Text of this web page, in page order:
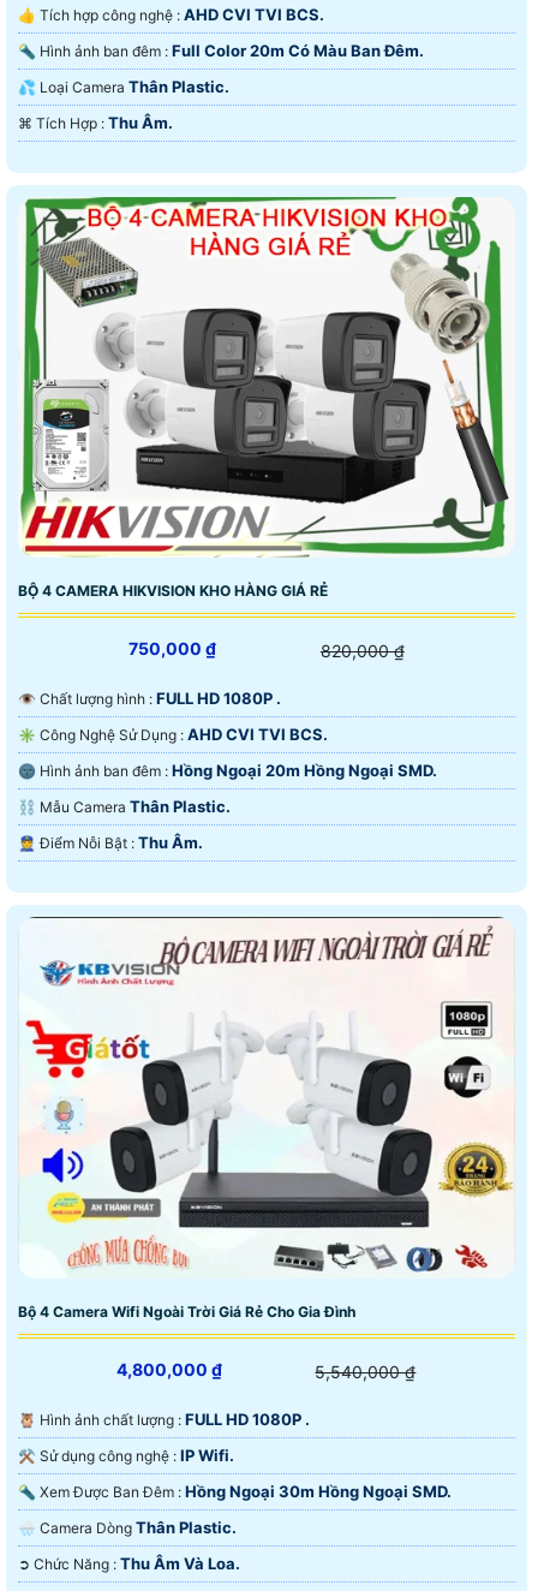
👍 Tích hợp công nghệ : AHD CVI TVI BCS.
🔦 Hình ảnh ban đêm : Full Color 20m Có Màu Ban Ðêm.
💦 Loại Camera Thân Plastic.
️⌘ Tích Hợp : Thu Âm.
BỘ 4 CAMERA HIKVISION KHO HÀNG GIÁ RẺ
750,000 ₫ 820,000 ₫
👁 Chất lượng hình : FULL HD 1080P .
✳️ Công Nghệ Sử Dụng : AHD CVI TVI BCS.
🌚 Hình ảnh ban đêm : Hồng Ngoại 20m Hồng Ngoại SMD.
⛓ Mẫu Camera Thân Plastic.
️👮 Điểm Nỗi Bật : Thu Âm.
Bộ 4 Camera Wifi Ngoài Trời Giá Rẻ Cho Gia Đình
4,800,000 ₫ 5,540,000 ₫
🦉 Hình ảnh chất lượng : FULL HD 1080P .
⚒ Sử dụng công nghệ : IP Wifi.
🔦 Xem Được Ban Đêm : Hồng Ngoại 30m Hồng Ngoại SMD.
🌧️ Camera Dòng Thân Plastic.
️➲ Chức Năng : Thu Âm Và Loa.